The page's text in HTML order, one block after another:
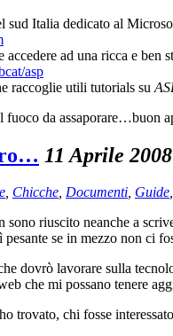
sud Italia dedicato al
ad una ricca e
asp
raccoglie utili tutorials su
fuoco da assaporare…buon
11 Aprile 2008
, Chicche, Documenti, Guide,
riuscito neanche a
pesante se in mezzo non
dovrò lavorare sulla
che mi possano tenere
trovato, chi fosse